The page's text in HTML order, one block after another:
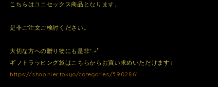
こちらはユニセックス商品となります。
是非ご注文ご検討ください。
大切な方への贈り物にも是非*.+ﾟ
ギフトラッピング袋はこちらからお買い求めいただけます↓
https://shop.nier.tokyo/categories/5902861